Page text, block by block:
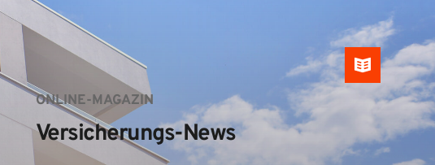
ONLINE-MAGAZIN
Versicherungs-News